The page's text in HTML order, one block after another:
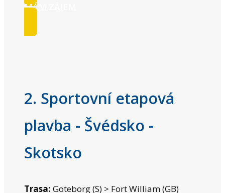
MÁM ZÁJEM
2. Sportovní etapová
plavba - Švédsko -
Skotsko
Trasa: Goteborg (S) > Fort William (GB)